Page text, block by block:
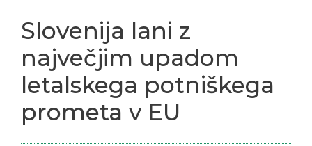
Slovenija lani z
največjim upadom
letalskega potniškega
prometa v EU